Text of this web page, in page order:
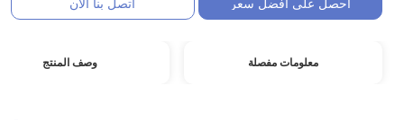
احصل على افضل سعر اتصل بنا الآن
معلومات مفصلة وصف المنتج